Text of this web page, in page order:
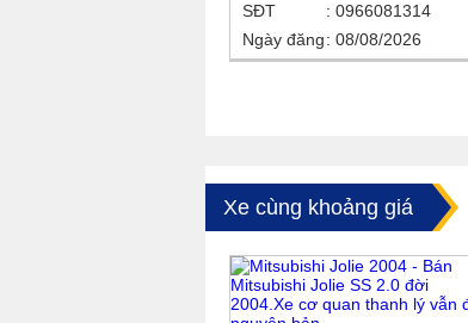
SĐT
0966081314
Ngày đăng
08/08/2026
Xe cùng khoảng giá